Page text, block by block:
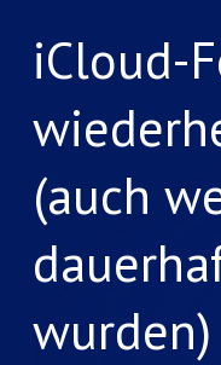
iCloud-
(auch
wurden)